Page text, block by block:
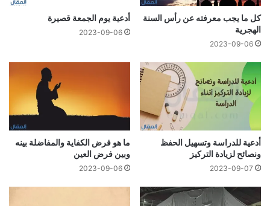
كل ما يجب معرفته عن رأس السنة
الهجرية
2023-09-06
أدعیة یوم الجمعة قصیرة
2023-09-06
أدعية للدراسة وتسهيل الحفظ
ونصائح لزيادة التركيز
2023-09-07
ما هو فرض الكفاية والمفاضلة بينه
وبين فرض العين
2023-09-06